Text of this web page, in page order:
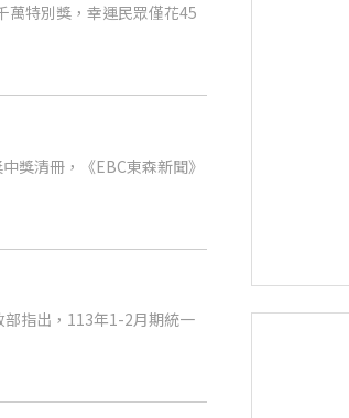
萬特別獎，幸運民眾僅花45
獎清冊，《EBC東森新聞》
指出，113年1-2月期統一